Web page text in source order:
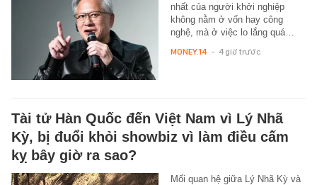
nhất của người khởi nghiệp
không nằm ở vốn hay công
nghệ, mà ở việc lo lắng quá…
MONEY.14 - 4 giờ trước
Tài tử Hàn Quốc đến Việt Nam vì Lý Nhã
Kỳ, bị đuổi khỏi showbiz vì làm điều cấm
kỵ bây giờ ra sao?
Mối quan hệ giữa Lý Nhã Kỳ và